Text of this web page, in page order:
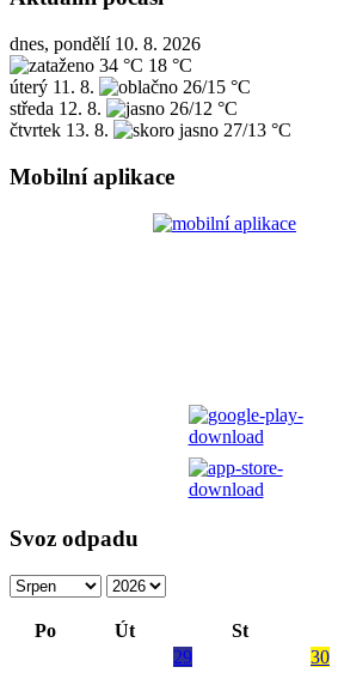
dnes, pondělí 10. 8. 2026
34 °C 18 °C
úterý 11. 8.
26/15 °C
středa 12. 8.
26/12 °C
čtvrtek 13. 8. 27/13 °C
Mobilní aplikace
Svoz odpadu
Po Út St
29
30